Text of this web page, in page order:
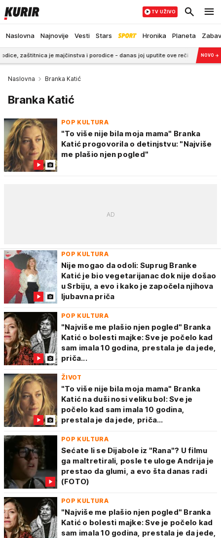
Naslovna Najnovije Vesti Stars Hronika Planeta
TV UŽIVO
je majčinstva i porodice - danas joj uputite ove reči 6:38 Marija je
NOVO →
Naslovna Branka Katić
Branka Katić
POP KULTURA
"To više nije bila moja mama" Branka
Katić progovorila o detinjstvu: "Najviše
me plašio njen pogled"
POP KULTURA
Nije mogao da odoli: Suprug Branke
Katić je bio vegetarijanac dok nije došao
u Srbiju, a evo i kako je započela njihova
ljubavna priča
POP KULTURA
"Najviše me plašio njen pogled" Branka
Katić o bolesti majke: Sve je počelo kad
sam imala 10 godina, prestala je da jede,
priča...
ŽIVOT
"To više nije bila moja mama" Branka
Katić na duši nosi veliku bol: Sve je
počelo kad sam imala 10 godina,
prestala je da jede, priča...
POP KULTURA
Sećate li se Dijabole iz "Rana"? U filmu
ga maltretirali, posle te uloge Andrija je
prestao da glumi, a evo šta danas radi
(FOTO)
POP KULTURA
"Najviše me plašio njen pogled" Branka
Katić o bolesti majke: Sve je počelo kad
sam imala 10 godina, prestala je da jede,